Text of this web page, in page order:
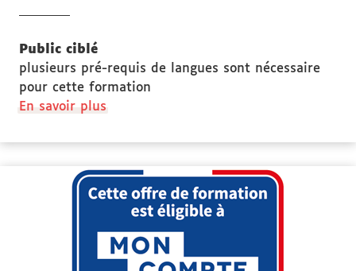
Public ciblé
plusieurs pré-requis de langues sont nécessaire
pour cette formation
En savoir plus
des